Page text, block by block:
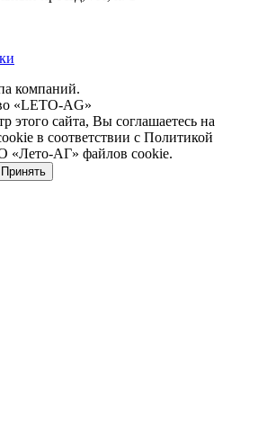
компаний.
«LETO-AG»
этого сайта, Вы соглашаетесь на
в соответствии с Политикой
«Лето-АГ» файлов cookie.
Принять